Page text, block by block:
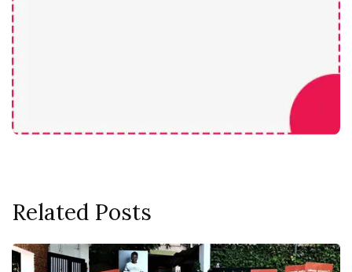
Related Posts